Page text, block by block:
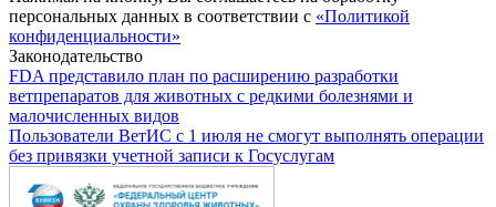
персональных данных в соответствии с «Политикой
конфиденциальности»
Законодательство
FDA представило план по расширению разработки
ветпрепаратов для животных с редкими болезнями и
малочисленных видов
Пользователи ВетИС с 1 июля не смогут выполнять операции
без привязки учетной записи к Госуслугам